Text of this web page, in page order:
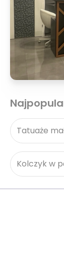
Tatuaże
Kolczyk w